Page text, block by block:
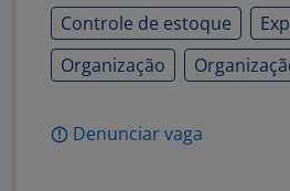
Controle de estoque
Organização
Denunciar vaga